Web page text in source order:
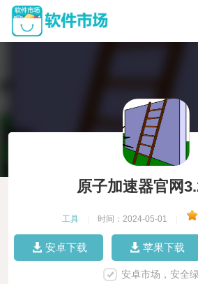
原子加速器官网
工具 时间：2024-05-01
安卓下载 苹果下载
安卓市场，安全